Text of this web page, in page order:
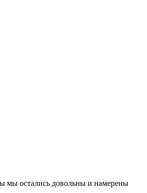
мы остались довольны и намерены